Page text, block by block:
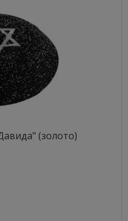
(золото)